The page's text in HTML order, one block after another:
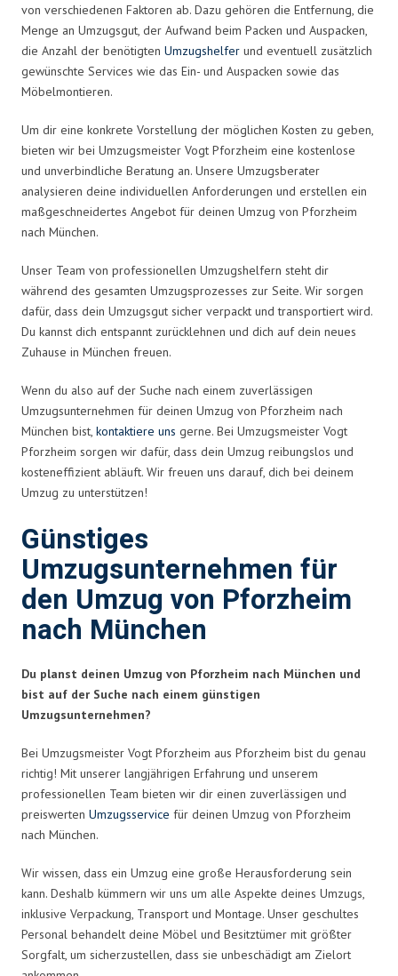
von verschiedenen Faktoren ab. Dazu gehören die Entfernung, die
Menge an Umzugsgut, der Aufwand beim Packen und Auspacken,
die Anzahl der benötigten Umzugshelfer und eventuell zusätzlich
gewünschte Services wie das Ein- und Auspacken sowie das
Möbelmontieren.
Um dir eine konkrete Vorstellung der möglichen Kosten zu geben,
bieten wir bei Umzugsmeister Vogt Pforzheim eine kostenlose
und unverbindliche Beratung an. Unsere Umzugsberater
analysieren deine individuellen Anforderungen und erstellen ein
maßgeschneidertes Angebot für deinen Umzug von Pforzheim
nach München.
Unser Team von professionellen Umzugshelfern steht dir
während des gesamten Umzugsprozesses zur Seite. Wir sorgen
dafür, dass dein Umzugsgut sicher verpackt und transportiert wird.
Du kannst dich entspannt zurücklehnen und dich auf dein neues
Zuhause in München freuen.
Wenn du also auf der Suche nach einem zuverlässigen
Umzugsunternehmen für deinen Umzug von Pforzheim nach
München bist, kontaktiere uns gerne. Bei Umzugsmeister Vogt
Pforzheim sorgen wir dafür, dass dein Umzug reibungslos und
kosteneffizient abläuft. Wir freuen uns darauf, dich bei deinem
Umzug zu unterstützen!
Günstiges
Umzugsunternehmen für
den Umzug von Pforzheim
nach München
Du planst deinen Umzug von Pforzheim nach München und
bist auf der Suche nach einem günstigen
Umzugsunternehmen?
Bei Umzugsmeister Vogt Pforzheim aus Pforzheim bist du genau
richtig! Mit unserer langjährigen Erfahrung und unserem
professionellen Team bieten wir dir einen zuverlässigen und
preiswerten Umzugsservice für deinen Umzug von Pforzheim
nach München.
Wir wissen, dass ein Umzug eine große Herausforderung sein
kann. Deshalb kümmern wir uns um alle Aspekte deines Umzugs,
inklusive Verpackung, Transport und Montage. Unser geschultes
Personal behandelt deine Möbel und Besitztümer mit größter
Sorgfalt, um sicherzustellen, dass sie unbeschädigt am Zielort